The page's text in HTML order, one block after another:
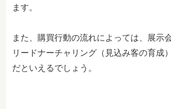
ます。
また、購買行動の流れによっては、展示
リードナーチャリング（見込み客の育成
だといえるでしょう。